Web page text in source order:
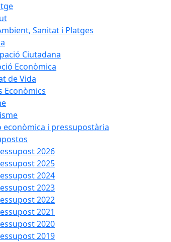
Sanitat i Platges
Ciutadana
Econòmica
de Vida
Econòmics
i pressupostària
2026
2025
2024
2023
2022
2021
2020
2019